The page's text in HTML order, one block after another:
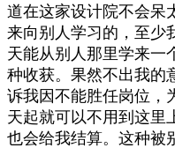
道在这家设计院不会呆
来向别人学习的，至少
天能从别人那里学来一
种收获。果然不出我的
诉我因不能胜任岗位，
天起就可以不用到这里
也会给我结算。这种被